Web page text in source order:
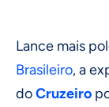
Lance mais
Brasileiro, a
doCruzeiro